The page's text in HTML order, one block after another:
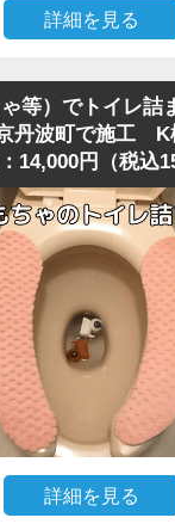
ました。
水路の奥を確認すると
た。
去し、排水管内部も確
と、問題なく排水が流
「流せると書かれて
い」「トイレに流さず
った再発防止のポイン
器内部の奥で固まる
重度詰まりとして非
詳細を見る
がみるみる上昇し、
がありました。
を確認すると、便器の
水型トイレ特有の
で完全に滞留してい
まりは表面では見え
固まるため、ラバーカ
いです。
丹波町の住宅で、排水
して詰まりが強固に
高圧ポンプを使用し
段階的に加えて作業を
招くため負荷を確
作業で固まった嘔吐物
押し流されて通水が回
等）でトイレ詰
丹波町で施工 K
14,000円（税込
詳細を見る